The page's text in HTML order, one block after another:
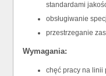
standardami
obsługiwanie
przestrzeganie
Wymagania:
chęć pracy na linii